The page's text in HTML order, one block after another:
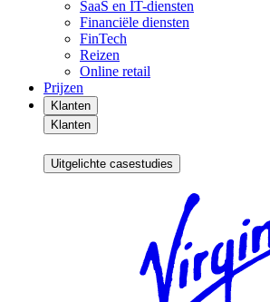
SaaS en IT-diensten
Financiële diensten
FinTech
Reizen
Online retail
Prijzen
Klanten
Klanten
Uitgelichte casestudies